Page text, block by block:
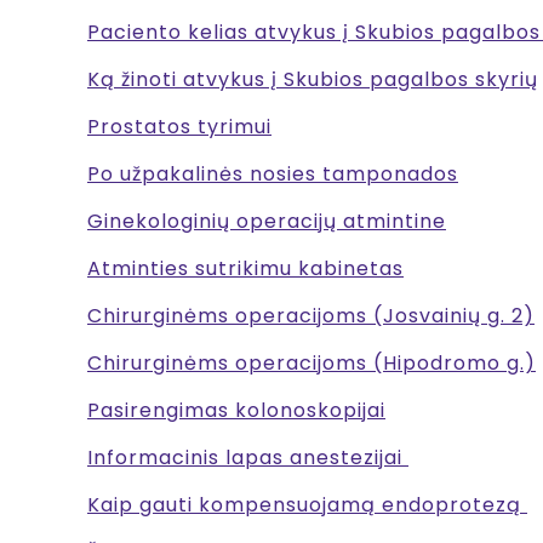
Paciento kelias atvykus į Skubios pagalbos
Ką žinoti atvykus į Skubios pagalbos skyrių
Prostatos tyrimui
Po užpakalinės nosies tamponados
Ginekologinių operacijų atmintine
Atminties sutrikimu kabinetas
Chirurginėms operacijoms (Josvainių g. 2)
Chirurginėms operacijoms (Hipodromo g.)
Pasirengimas kolonoskopijai
Informacinis lapas anestezijai
Kaip gauti kompensuojamą endoprotezą